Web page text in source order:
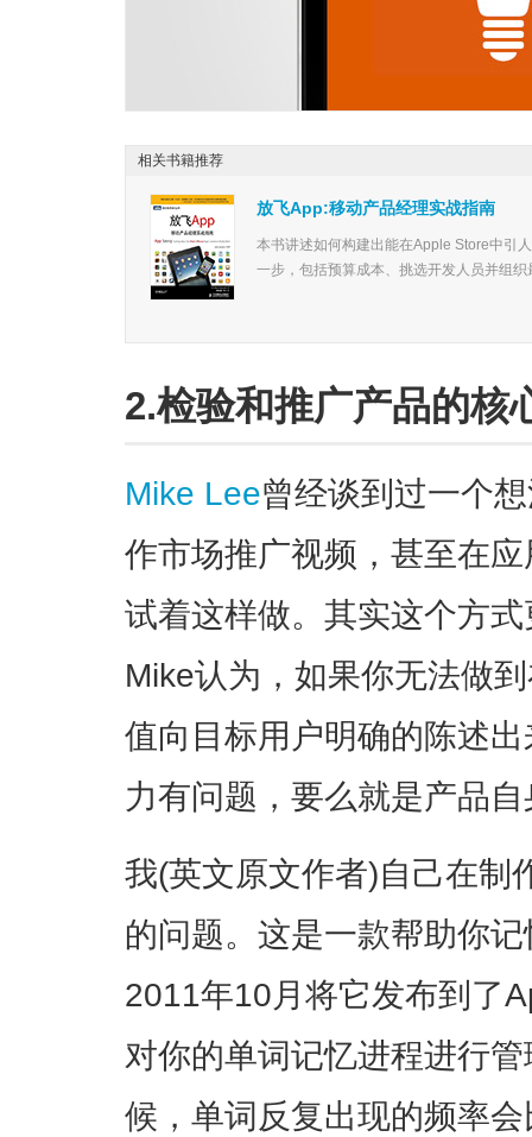
放飞App:移动产品经理实战指南
本书讲述如何构建出能在Apple Store中引
一步，包括预算成本、挑选开发人员并组
相关书籍推荐
2.检验和推广产品的核
Mike Lee曾经谈到过一个
作市场推广视频，甚至在
试着这样做。其实这个方
Mike认为，如果你无法做
值向目标用户明确的陈述
力有问题，要么就是产品
我(英文原文作者)自己在制
的问题。这是一款帮助你
2011年10月将它发布到了
对你的单词记忆进程进行
候，单词反复出现的频率